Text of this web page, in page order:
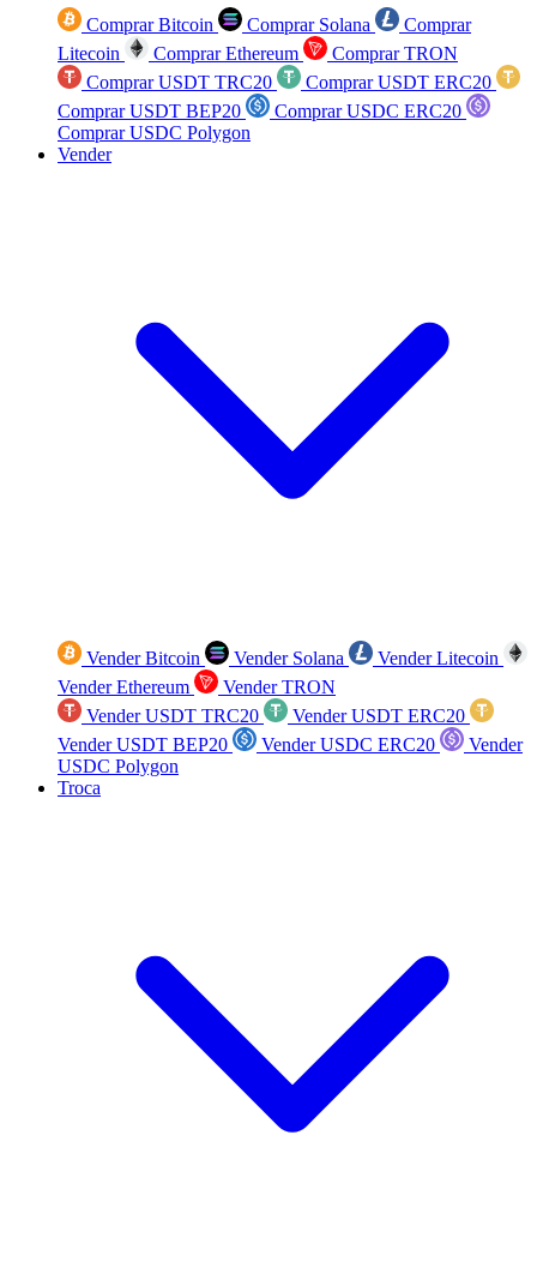
Comprar Bitcoin Comprar Solana
Comprar
Litecoin
Comprar Ethereum
Comprar TRON
Comprar USDT TRC20
Comprar USDT ERC20
Comprar USDT BEP20
Comprar USDC ERC20
Comprar USDC Polygon
Vender
Vender Bitcoin Vender Solana
Vender Litecoin
Vender Ethereum
Vender TRON
Vender USDT TRC20
Vender USDT ERC20
Vender USDT BEP20
Vender USDC ERC20
Vender
USDC Polygon
Troca